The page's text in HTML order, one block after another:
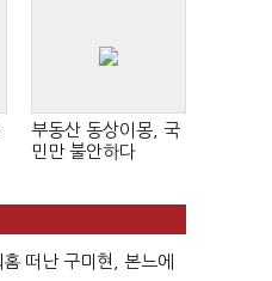
부동산 동상이몽, 국
민만 불안하다
떠난 구미현, 본느에